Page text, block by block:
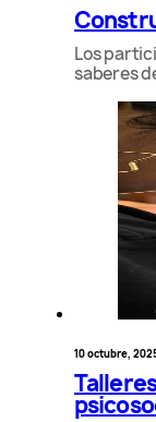
Los
saberes
10 octubre,